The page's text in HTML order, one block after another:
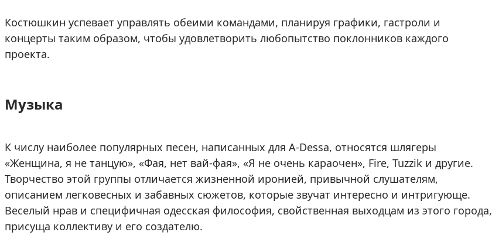
Костюшкин успевает управлять обеими командами, планируя графики, гастроли и
концерты таким образом, чтобы удовлетворить любопытство поклонников каждого
проекта.
Музыка
К числу наиболее популярных песен, написанных для A-Dessa, относятся шлягеры
«Женщина, я не танцую», «Фая, нет вай-фая», «Я не очень караочен», Fire, Tuzzik и другие.
Творчество этой группы отличается жизненной иронией, привычной слушателям,
описанием легковесных и забавных сюжетов, которые звучат интересно и интригующе.
Веселый нрав и специфичная одесская философия, свойственная выходцам из этого города,
присуща коллективу и его создателю.